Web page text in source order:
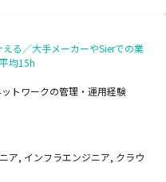
える／大手メーカーやSierでの業
均15h
トワークの管理・運用経験
ア, インフラエンジニア, クラウ